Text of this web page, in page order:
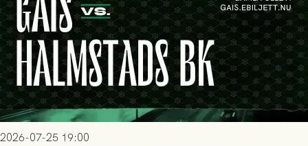
2026-07-25 19:00